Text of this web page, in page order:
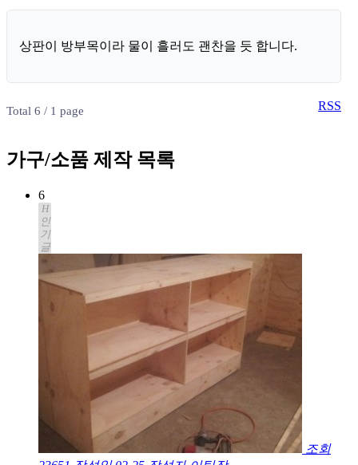
상판이 방부목이라 물이 흘러도 괜찬을 듯 합니다.
Total 6 / 1 page RSS
가구/소품 제작 목록
6
H
인
기
글
조회